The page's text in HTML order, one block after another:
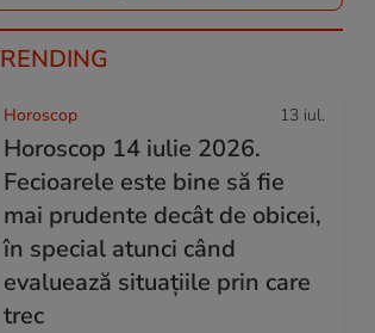
Horoscop 13 iul.
Horoscop 14 iulie 2026.
Fecioarele este bine să fie
mai prudente decât de obicei,
în special atunci când
evaluează situațiile prin care
trec